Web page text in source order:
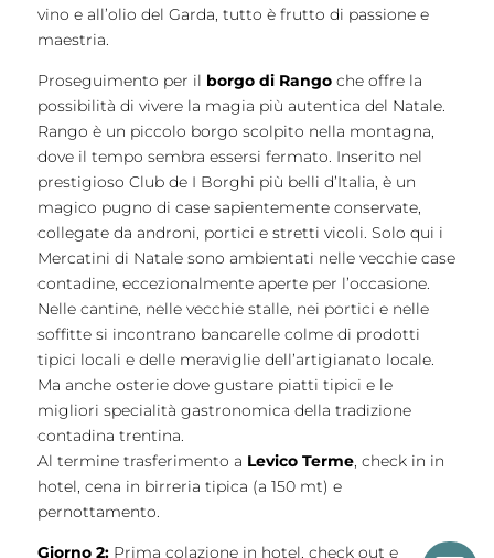
vino e all’olio del Garda, tutto è frutto di passione e
maestria.
Proseguimento per il borgo di Rangoche offre la
possibilità di vivere la magia più autentica del Natale.
Rango è un piccolo borgo scolpito nella montagna,
dove il tempo sembra essersi fermato. Inserito nel
prestigioso Club de I Borghi più belli d’Italia, è un
magico pugno di case sapientemente conservate,
collegate da androni, portici e stretti vicoli. Solo qui i
Mercatini di Natale sono ambientati nelle vecchie case
contadine, eccezionalmente aperte per l’occasione.
Nelle cantine, nelle vecchie stalle, nei portici e nelle
soffitte si incontrano bancarelle colme di prodotti
tipici locali e delle meraviglie dell’artigianato locale.
Ma anche osterie dove gustare piatti tipici e le
migliori specialità gastronomica della tradizione
contadina trentina.
Al termine trasferimento a Levico Terme, check in in
hotel, cena in birreria tipica (a 150 mt) e
pernottamento.
Giorno 2:Prima colazione in hotel, check out e